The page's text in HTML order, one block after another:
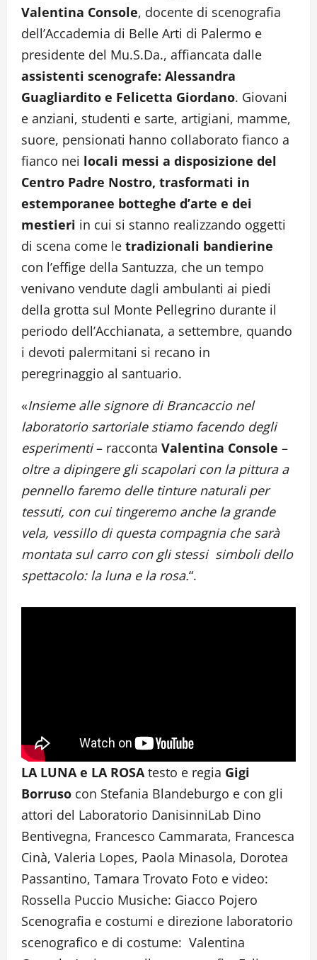
Valentina Console, docente di scenografia
dell’Accademia di Belle Arti di Palermo e
presidente del Mu.S.Da., affiancata dalle
assistenti scenografe: Alessandra
Guagliardito e Felicetta Giordano. Giovani
e anziani, studenti e sarte, artigiani, mamme,
suore, pensionati hanno collaborato fianco a
fianco nei locali messi a disposizione del
Centro Padre Nostro, trasformati in
estemporanee botteghe d’arte e dei
mestieri in cui si stanno realizzando oggetti
di scena come le tradizionali bandierine
con l’effige della Santuzza, che un tempo
venivano vendute dagli ambulanti ai piedi
della grotta sul Monte Pellegrino durante il
periodo dell’Acchianata, a settembre, quando
i devoti palermitani si recano in
peregrinaggio al santuario.
«Insieme alle signore di Brancaccio nel
laboratorio sartoriale stiamo facendo degli
esperimenti– racconta Valentina Console –
oltre a dipingere gli scapolari con la pittura a
pennello faremo delle tinture naturali per
tessuti, con cui tingeremo anche la grande
vela, vessillo di questa compagnia che sarà
montata sul carro con gli stessi simboli dello
spettacolo: la luna e la rosa.“.
LA LUNA e LA ROSAtesto e regia Gigi
Borruso con Stefania Blandeburgo e con gli
attori del Laboratorio DanisinniLab Dino
Bentivegna, Francesco Cammarata, Francesca
Cinà, Valeria Lopes, Paola Minasola, Dorotea
Passantino, Tamara Trovato Foto e video:
Rossella Puccio Musiche: Giacco Pojero
Scenografia e costumi e direzione laboratorio
scenografico e di costume: Valentina